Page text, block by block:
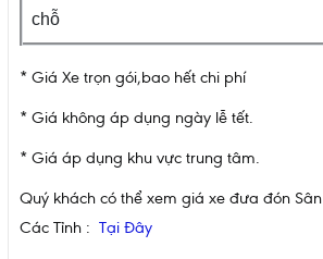
chỗ
* Giá Xe trọn gói,bao hết chi phí
* Giá không áp dụng ngày lễ tết.
* Giá áp dụng khu vực trung tâm.
Quý khách có thể xem giá xe đưa đón
Các Tỉnh : Tại Đây